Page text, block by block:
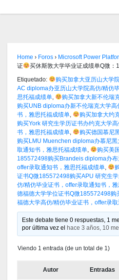
Home › Foros › Microsoft Power
证
买休斯敦大学毕业证成绩单Q微：
Etiquetado:
购买加拿大亚历山大学
AC diploma办亚历山大学院高仿/精仿
思托福成绩单,
购买加拿大新不伦瑞
购买UNB diploma办新不伦瑞克大学
书，雅思托福成绩单,
购买加拿大约
购买York 研究生学历证书办约克大学
书，雅思托福成绩单,
购买德国慕尼
购买LMU Muenchen diploma办慕尼
取通知书，雅思托福成绩单,
购买美
185572498购买Brandeis diploma办布
offer录取通知书，雅思托福成绩单,
证书Q微185572498购买APU 研究生
仿/精仿毕业证书，offer录取通知书，
德福德大学学位证书Q微185572498
福德大学高仿/精仿毕业证书，offer录
Este debate tiene 0 respuestas, 1
por última vez el
hace 3 años, 10
Viendo 1 entrada (de un total de 1)
Autor Entradas